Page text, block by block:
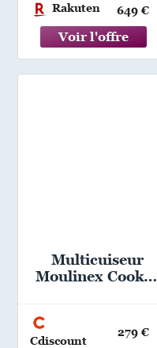
Rakuten 649 €
Multicuiseur
Moulinex Cookeo
Cdiscount
279 €